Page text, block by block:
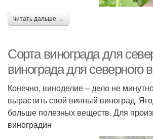
читать дальше →
Сорта винограда для
винограда для северного
Конечно, виноделие – дело не
вырастить свой винный виноград.
больше полезных веществ. Для
виноградин